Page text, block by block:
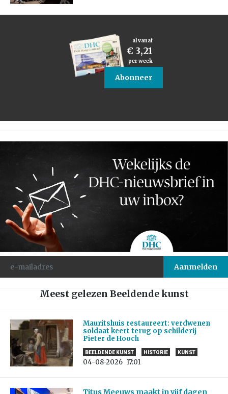
al vanaf
€ 3,21
per week
Abonneer
Meest gelezen Beeldende kunst
Mauritshuis restaureert: verdwenen
soldaat keert terug op schilderij
Pieter de Hooch
BEELDENDE KUNST HISTORIE KUNST
04-08-2026 17:01
Titus Meeuws maakt in vijf dagen